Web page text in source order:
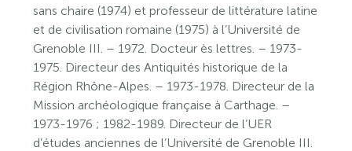
sans chaire (1974) et professeur de littérature latine
et de civilisation romaine (1975) à l’Université de
Grenoble III. – 1972. Docteur ès lettres. – 1973-
1975. Directeur des Antiquités historique de la
Région Rhône-Alpes. – 1973-1978. Directeur de la
Mission archéologique française à Carthage. –
1973-1976 ; 1982-1989. Directeur de l’UER
d’études anciennes de l’Université de Grenoble III.